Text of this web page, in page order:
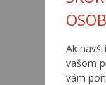
Ak
vašom
vám